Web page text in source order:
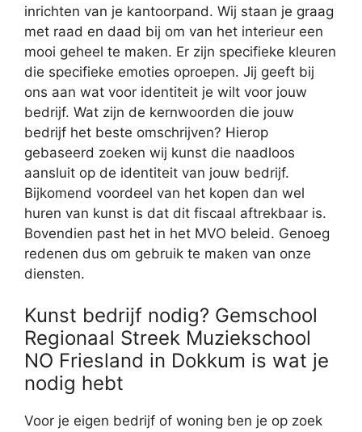
inrichten van je kantoorpand. Wij staan je graag
met raad en daad bij om van het interieur een
mooi geheel te maken. Er zijn specifieke kleuren
die specifieke emoties oproepen. Jij geeft bij
ons aan wat voor identiteit je wilt voor jouw
bedrijf. Wat zijn de kernwoorden die jouw
bedrijf het beste omschrijven? Hierop
gebaseerd zoeken wij kunst die naadloos
aansluit op de identiteit van jouw bedrijf.
Bijkomend voordeel van het kopen dan wel
huren van kunst is dat dit fiscaal aftrekbaar is.
Bovendien past het in het MVO beleid. Genoeg
redenen dus om gebruik te maken van onze
diensten.
Kunst bedrijf nodig? Gemschool
Regionaal Streek Muziekschool
NO Friesland in Dokkum is wat je
nodig hebt
Voor je eigen bedrijf of woning ben je op zoek